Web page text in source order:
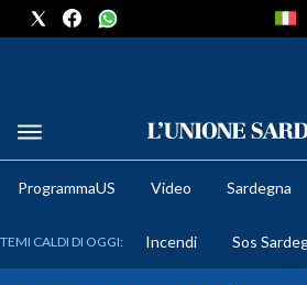
METEO
ProgrammaUS Video Sardegna
TEMI CALDI DI OGGI: Incendi Sos